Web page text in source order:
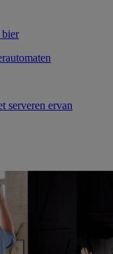
bier
serveren ervan